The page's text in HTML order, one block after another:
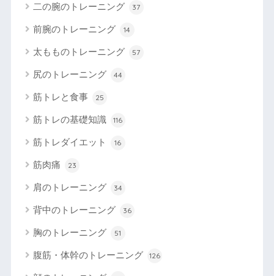
二の腕のトレーニング 37
前腕のトレーニング 14
太もものトレーニング 57
尻のトレーニング 44
筋トレと食事 25
筋トレの基礎知識 116
筋トレダイエット 16
筋肉痛 23
肩のトレーニング 34
背中のトレーニング 36
胸のトレーニング 51
腹筋・体幹のトレーニング 126